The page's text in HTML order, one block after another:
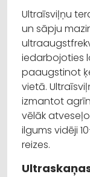
Ultraīsviļņu
un sāpju
iedarbojoties
paaugstinot
vietā.
izmantot
vēlāk
ilgums vidēji
reizes.